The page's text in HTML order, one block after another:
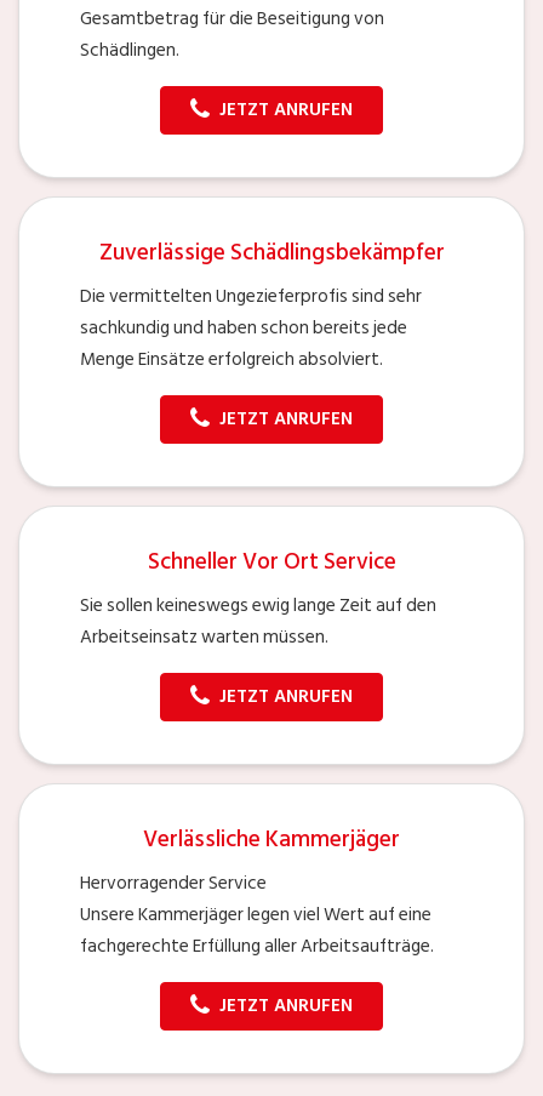
Gesamtbetrag für die Beseitigung von
Schädlingen.
JETZT ANRUFEN
Zuverlässige Schädlingsbekämpfer
Die vermittelten Ungezieferprofis sind sehr
sachkundig und haben schon bereits jede
Menge Einsätze erfolgreich absolviert.
JETZT ANRUFEN
Schneller Vor Ort Service
Sie sollen keineswegs ewig lange Zeit auf den
Arbeitseinsatz warten müssen.
JETZT ANRUFEN
Verlässliche Kammerjäger
Hervorragender Service
Unsere Kammerjäger legen viel Wert auf eine
fachgerechte Erfüllung aller Arbeitsaufträge.
JETZT ANRUFEN